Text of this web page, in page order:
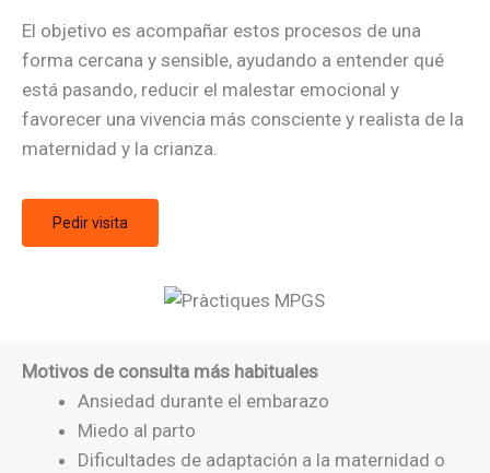
El objetivo es acompañar estos procesos de una
forma cercana y sensible, ayudando a entender qué
está pasando, reducir el malestar emocional y
favorecer una vivencia más consciente y realista de la
maternidad y la crianza.
Pedir visita
Motivos de consulta más habituales
Ansiedad durante el embarazo
Miedo al parto
Dificultades de adaptación a la maternidad o